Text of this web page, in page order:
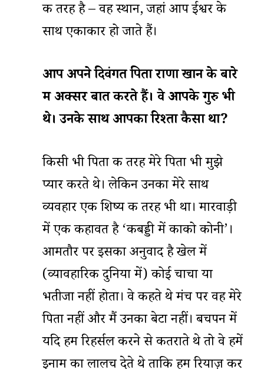
की तरह है – वह स्थान, जहां आप ईश्वर के
साथ एकाकार हो जाते हैं।
आपअपनेदिवंगतपिताराणाखानकेबारे
मेंअक्सरबातकरतेहैं। वेआपकेगुरु भी
थे। उनकेसाथआपकारिश्ताकैसाथा?
किसी भी पिता की तरह मेरे पिता भी मुझे
प्यार करते थे। लेकिन उनका मेरे साथ
व्यवहार एक शिष्य की तरह भी था। मारवाड़ी
में एक कहावत है ‘कबड्डी में काको कोनी’।
आमतौर पर इसका अनुवाद है खेल में
(व्यावहारिक दुनिया में) कोई चाचा या
भतीजा नहीं होता। वे कहते थे मंच पर वह मेरे
पिता नहीं और मैं उनका बेटा नहीं। बचपन में
यदि हम रिहर्सल करने से कतराते थे तो वे हमें